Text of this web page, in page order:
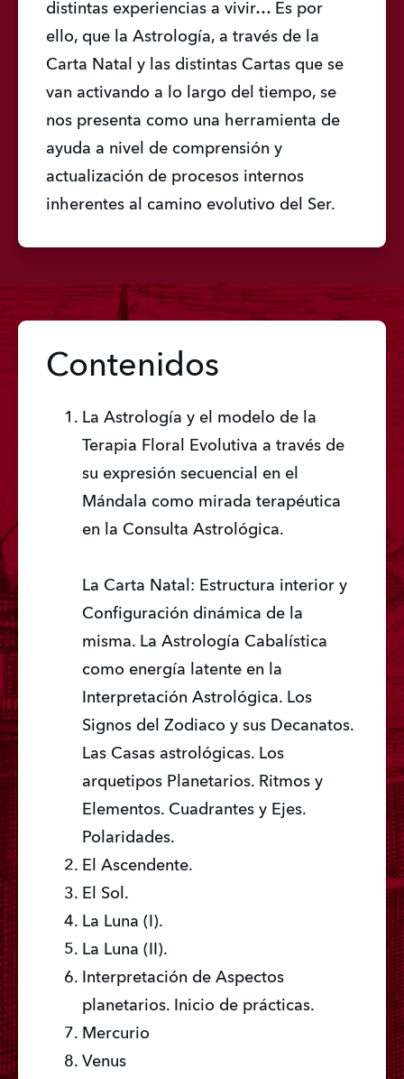
distintas experiencias a vivir… Es por
ello, que la Astrología, a través de la
Carta Natal y las distintas Cartas que se
van activando a lo largo del tiempo, se
nos presenta como una herramienta de
ayuda a nivel de comprensión y
actualización de procesos internos
inherentes al camino evolutivo del Ser.
Contenidos
La Astrología y el modelo de la
Terapia Floral Evolutiva a través de
su expresión secuencial en el
Mándala como mirada terapéutica
en la Consulta Astrológica.
La Carta Natal: Estructura interior y
Configuración dinámica de la
misma. La Astrología Cabalística
como energía latente en la
Interpretación Astrológica. Los
Signos del Zodiaco y sus Decanatos.
Las Casas astrológicas. Los
arquetipos Planetarios. Ritmos y
Elementos. Cuadrantes y Ejes.
Polaridades.
El Ascendente.
El Sol.
La Luna (I).
La Luna (II).
Interpretación de Aspectos
planetarios. Inicio de prácticas.
Mercurio
Venus